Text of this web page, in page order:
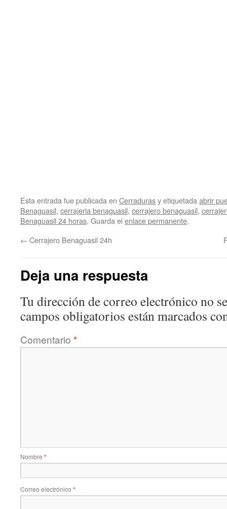
Esta entrada fue publicada en Cerradurasy etiquetada abrir
Benaguasil, cerrajeria benaguasil, cerrajero benaguasil,
Benaguasil 24 horas. Guarda el enlace permanente.
← Cerrajero Benaguasil 24h
Deja una respuesta
Tu dirección de correo electrónico no
campos obligatorios están marcados
Comentario *
Nombre *
Correo electrónico *